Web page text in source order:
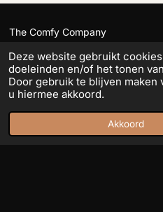
Deze website gebruikt
doeleinden en/of het tonen
Door gebruik te blijven maken
u hiermee akkoord.
Akkoord
The Comfy Company
BE0792.327.078
info@thecomfycompany.be